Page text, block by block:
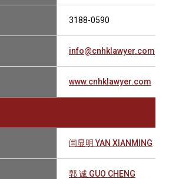
3188-0590
info@cnhklawyer.com
www.cnhklawyer.com
闫显明 YAN XIANMING
郭 诚 GUO CHENG